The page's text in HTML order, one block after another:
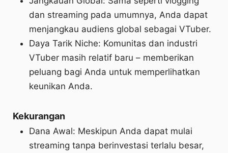
dan streaming pada umumnya, Anda dapat
menjangkau audiens global sebagai VTuber.
Daya Tarik Niche: Komunitas dan industri
VTuber masih relatif baru – memberikan
peluang bagi Anda untuk memperlihatkan
keunikan Anda.
Kekurangan
Dana Awal: Meskipun Anda dapat mulai
streaming tanpa berinvestasi terlalu besar,